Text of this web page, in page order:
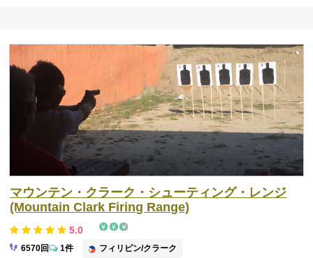
マウンテン・クラーク・シューティング・レンジ
(Mountain Clark Firing Range)
5.0
フィリピン/クラーク
6570回 1件